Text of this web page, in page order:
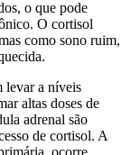
o que pode
O cortisol
como sono ruim,
levar a níveis
altas doses de
adrenal são
de cortisol. A
ocorre